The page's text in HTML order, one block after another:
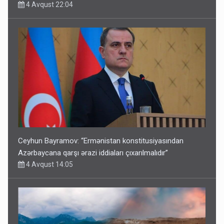
4 Avqust 22:04
Ceyhun Bayramov: “Ermənistan konstitusiyasından
Azərbaycana qarşı ərazi iddiaları çıxarılmalıdır”
4 Avqust 14:05